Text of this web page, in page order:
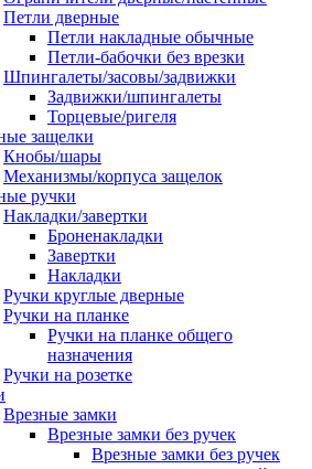
Петли дверные
Петли накладные обычные
Петли-бабочки без врезки
Шпингалеты/засовы/задвижки
Задвижки/шпингалеты
Торцевые/ригеля
защелки
Кнобы/шары
Механизмы/корпуса защелок
ручки
Накладки/завертки
Броненакладки
Завертки
Накладки
Ручки круглые дверные
Ручки на планке
Ручки на планке общего
назначения
Ручки на розетке
Врезные замки
Врезные замки без ручек
Врезные замки без ручек